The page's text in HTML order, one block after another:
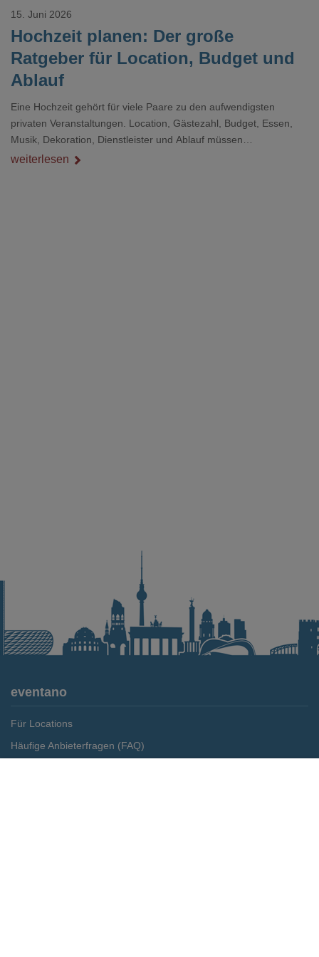
Hochzeit planen: Der große
Ratgeber für Location, Budget und
Ablauf
15. Juni 2026
Eine Hochzeit gehört für viele Paare zu den aufwendigsten
privaten Veranstaltungen. Location, Gästezahl, Budget, Essen,
Musik, Dekoration, Dienstleister und Ablauf müssen
zusammenpassen, damit der Tag gut organisiert ist und trotzdem
weiterlesen
eventano
Für Locations
Häufige Anbieterfragen (FAQ)